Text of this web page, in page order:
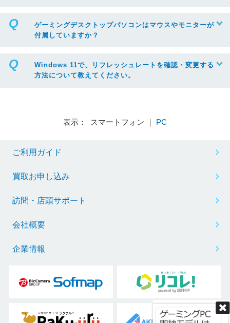
ゲーミングデスクトップパソコンはマウスやモニターが
付属していますか？
Windows 11で、リフレッシュレートを確認・変更する
方法について教えてください。
※リフレッシュレートを変更する場合は、ボックスから任意の項目をクリック
表示： スマートフォン ｜ PC
ご利用ガイド
買取お申し込み
訪問・店頭サポート
会社概要
企業情報